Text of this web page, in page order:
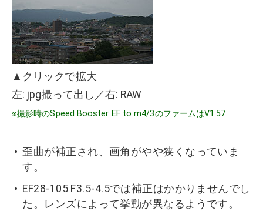
▲クリックで拡大
左: jpg撮って出し／右: RAW
※撮影時のSpeed Booster EF to m4/3のファームはV1.57
歪曲が補正され、画角がやや狭くなっていま
す。
EF28-105 F3.5-4.5では補正はかかりませんでし
た。レンズによって挙動が異なるようです。